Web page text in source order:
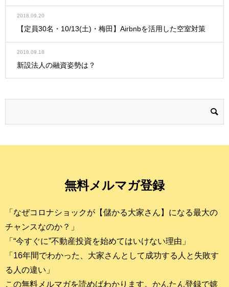
2018.09.20
【定員30名・10/13(土)・梅田】Airbnbを活用した空室対策
2018.09.18
新設法人の融資姿勢は？
無料メルマガ登録
「なぜコロナショックが【儲かる大家さん】になる最大の
チャンスなのか？」
「“今すぐに”不動産投資を始めてはいけない理由」
「16年間でわかった、大家さんとして成功する人と失敗す
る人の違い」
この無料メルマガを読めばわかります。かんたん登録で嬉